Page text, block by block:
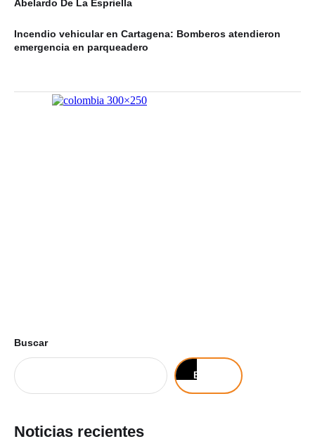
Abelardo De La Espriella
Incendio vehicular en Cartagena: Bomberos atendieron
emergencia en parqueadero
Buscar
Buscar
Noticias recientes